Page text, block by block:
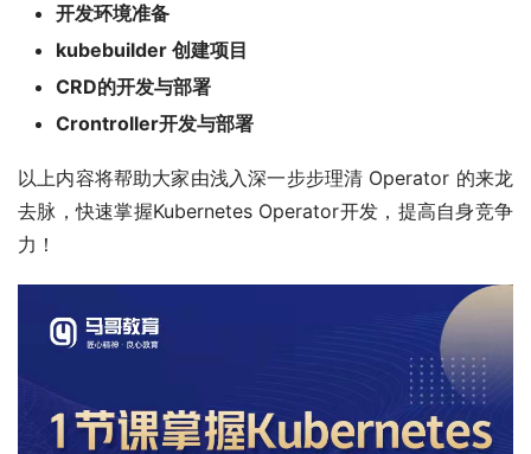
开发环境准备
kubebuilder 创建项目
CRD的开发与部署
Crontroller开发与部署
以上内容将帮助大家由浅入深一步步理清 Operator 的来龙
去脉，快速掌握Kubernetes Operator开发，提高自身竞争
力！